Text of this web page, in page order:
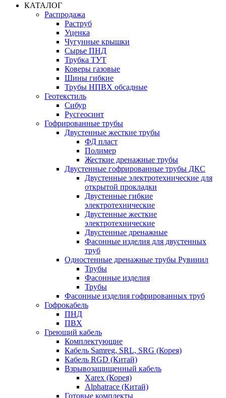
КАТАЛОГ
Распродажа
Раструб
Уценка
Чугунные крышки
Сырье ПНД
Трубка ТУТ
Коверы газовые
Шины гибкие
Трубы НПВХ обсадные
Геотекстиль
Сибур
Русгеосинт
Гофрированные трубы
Двустенные жесткие трубы
ФД пласт
Полимер
Жесткие дренажные трубы
Двустенные гофрированные трубы ДКС
Двустенные электротехнические для
открытой прокладки
Двустенные гибкие
электротехнические
Двустенные жесткие
электротехнические
Двустенные дренажные
Фасонные изделия для двустенных
труб
Одностенные дренажные трубы Рувинил
Трубы
Фасонные изделия
Трубы
Фасонные изделия гофрированных труб
Гофрокабель
ПНД
ПВХ
Греющий кабель
Комплектующие
Кабель Samreg, SRL, SRG (Корея)
Кабель RGD (Китай)
Взрывозащищенный кабель
Xarex (Корея)
Alphatrace (Китай)
Готовые комплекты